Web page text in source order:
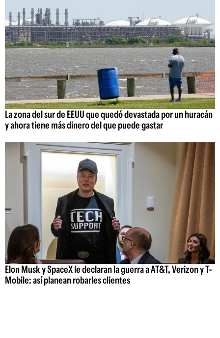
La zona del sur de EEUU que quedó devastada por un huracán
y ahora tiene más dinero del que puede gastar
Elon Musk y SpaceX le declaran la guerra a AT&T, Verizon y T-
Mobile: así planean robarles clientes